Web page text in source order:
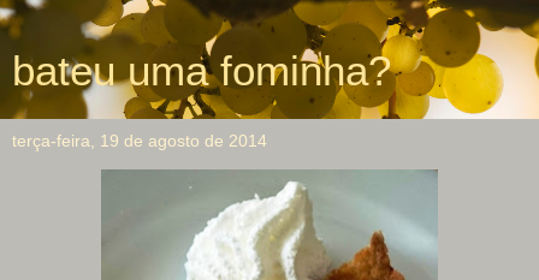
bateu uma fominha?
terça-feira, 19 de agosto de 2014